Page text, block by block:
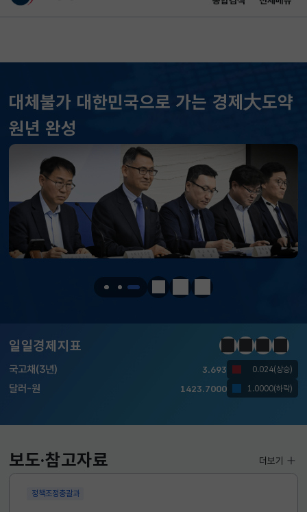
대체불가 대한민국으로 가는 경제大도약
원년 완성
정지 이전 다음
일일경제지표
KOSPI 6296.38 301.88(하락)
KOSDAQ 801.67 2.08(상승)
국고채(3년) 3.693 0.024(상승)
달러-원 1423.7000 1.0000(하락)
국고채(3년) 3.693 0.024(상승)
달러-원 1423.7000 1.0000(하락)
KOSPI
국고채(3년)
정지이전다음일일경
보도·참고자료
정책조정총괄과
더보기